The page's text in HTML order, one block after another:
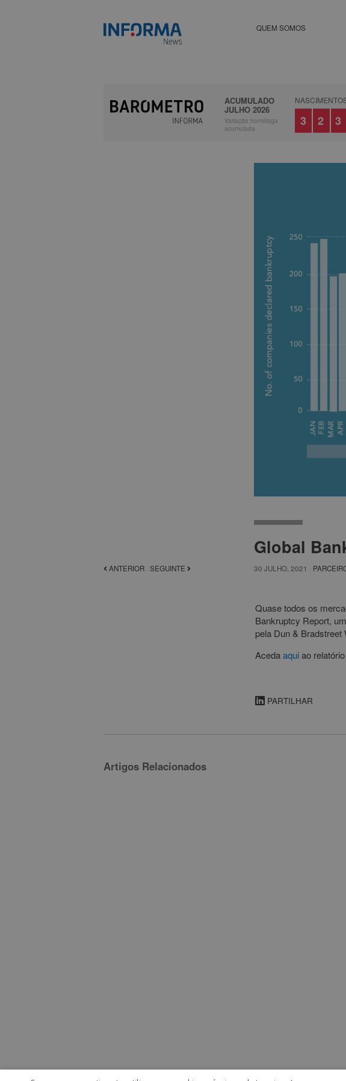
QUEM SOMOS
ACUMULADO
JULHO 2026
Variação homóloga
acumulada
Global
ANTERIOR SEGUINTE 30 JULHO, 2021
Quase todos os
Bankruptcy Report,
pela Dun & Bradstreet
Acedaaquiao
PARTILHAR
Artigos Relacionados